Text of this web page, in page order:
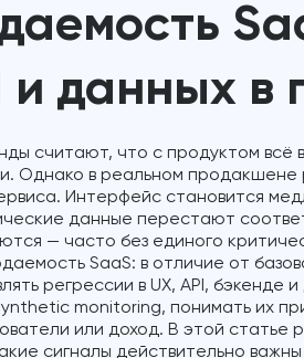
и данных
считают, что с продуктом
Однако в реальном продакшене
Интерфейс становится
данные перестают
— часто без единого
SaaS: в отличие от
регрессии в UX, API, бэкенде
monitoring, понимать их
или доход. В этой статье
сигналы действительно